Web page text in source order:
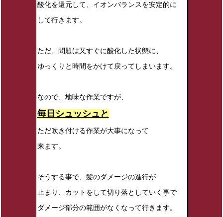
酸化を還元して、イオンバランスを安定的に
して行きます。
ただ、問題は又すぐに酸化した状態に、
ゆっくりと時間をかけて戻ってしまいます。
なので、地味な作業ですが、
毎日シュッシュと
ただ吹き付ける作業が大事になって
来ます。
そうする事で、髪のダメージの進行が
止まり、カットをして切り落としていく事で
ダメージ部分の範囲がなくなって行きます。